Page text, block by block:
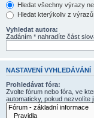
Hledat všechny výrazy
Hledat kterýkoliv z výrazů
Vyhledat autora:
Zadáním * nahradíte část
NASTAVENÍ VYHLEDÁVÁNÍ
Prohledávat fóra:
Zvolte fórum nebo fóra, ve
automaticky, pokud nezvolíte